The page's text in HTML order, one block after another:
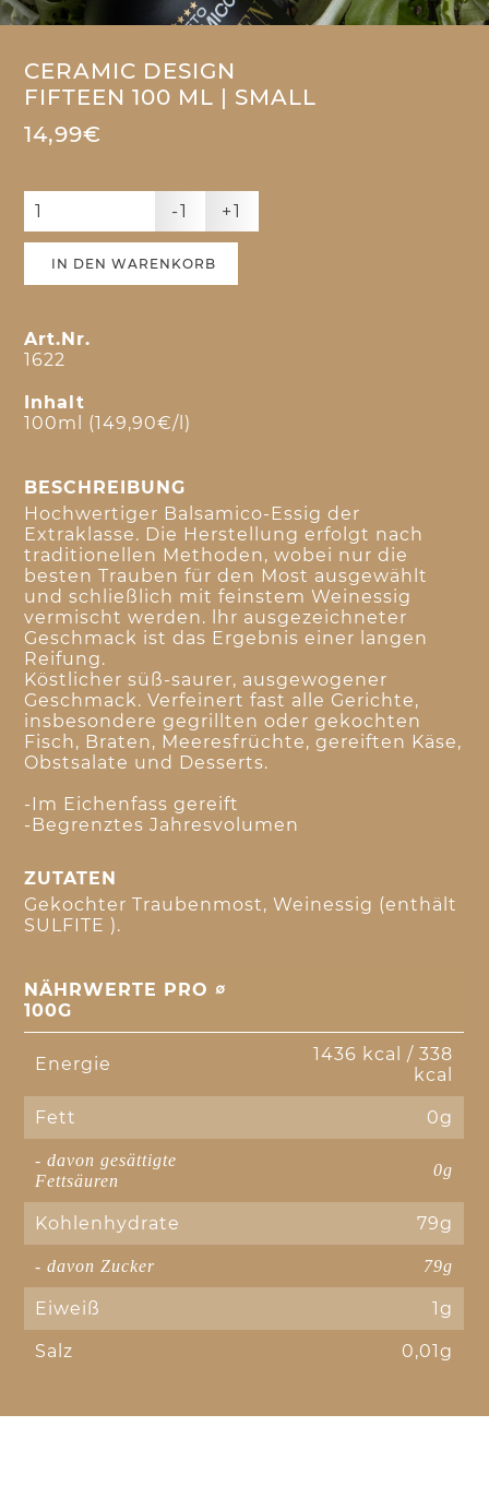
CERAMIC DESIGN
FIFTEEN 100 ML | SMALL
14,99€
-1 +1
IN DEN WARENKORB
Art.Nr.
1622
Inhalt
100ml (149,90€/l)
BESCHREIBUNG
Hochwertiger Balsamico-Essig der
Extraklasse. Die Herstellung erfolgt nach
traditionellen Methoden, wobei nur die
besten Trauben für den Most ausgewählt
und schließlich mit feinstem Weinessig
vermischt werden. lhr ausgezeichneter
Geschmack ist das Ergebnis einer langen
Reifung.
Köstlicher süß-saurer, ausgewogener
Geschmack. Verfeinert fast alle Gerichte,
insbesondere gegrillten oder gekochten
Fisch, Braten, Meeresfrüchte, gereiften Käse,
Obstsalate und Desserts.
-Im Eichenfass gereift
-Begrenztes Jahresvolumen
ZUTATEN
Gekochter Traubenmost, Weinessig (enthält
SULFITE ).
NÄHRWERTE PRO ∅
100G
Energie
1436 kcal / 338
kcal
Fett 0g
- davon gesättigte
Fettsäuren
0g
Kohlenhydrate 79g
- davon Zucker 79g
Eiweiß 1g
Salz 0,01g